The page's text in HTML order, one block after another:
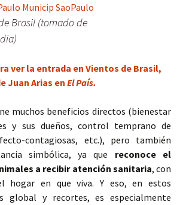
Brasil (tomado de
ver la entrada en Vientos de Brasil,
Juan Arias enEl País.
muchos beneficios directos (bienestar
y sus dueños, control temprano de
contagiosas, etc.), pero también
simbólica, ya que reconoce el
a recibir atención sanitaria, con
hogar en que viva. Y eso, en estos
global y recortes, es especialmente